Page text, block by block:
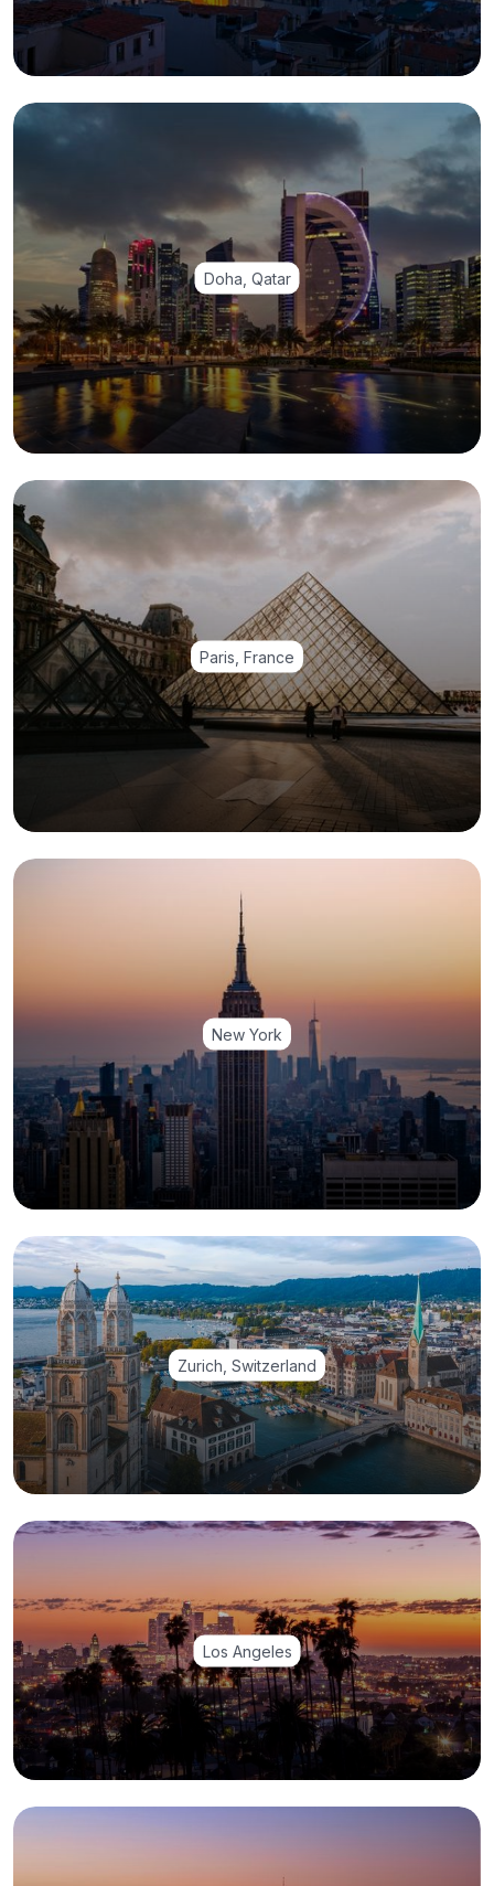
Doha, Qatar
Paris, France
New York
Zurich, Switzerland
Los Angeles